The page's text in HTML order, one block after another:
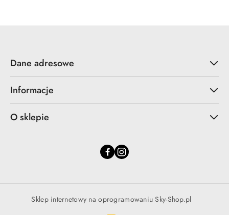
Dane adresowe
Informacje
O sklepie
Sklep internetowy na oprogramowaniu Sky-Shop.pl